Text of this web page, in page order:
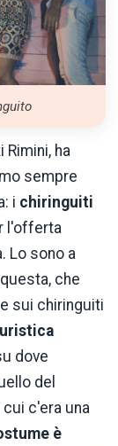
ha
sempre
i chiringuiti
l'offerta
Lo sono a
che
sui chiringuiti
dove
del
c'era una
è